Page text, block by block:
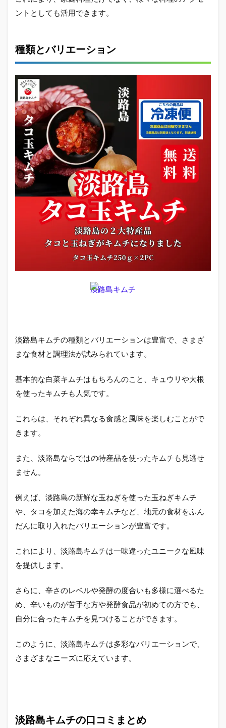
ス
メ？
選び
方と
ポイ
ント
2.3
淡路
島キ
ムチ
のお
すす
めレ
シピ
島キ
ムチ
を使
った
アイ
2.5
栄養
価
淡
島
ム
の
コ
や
判
を
総
括
ントとしても活用できます。
種類とバリエーション
淡路島キムチ
淡路島キムチの種類とバリエーションは豊富で、さまざ
まな食材と調理法が試みられています。
基本的な白菜キムチはもちろんのこと、キュウリや大根
を使ったキムチも人気です。
これらは、それぞれ異なる食感と風味を楽しむことがで
きます。
また、淡路島ならではの特産品を使ったキムチも見逃せ
ません。
例えば、淡路島の新鮮な玉ねぎを使った玉ねぎキムチ
や、タコを加えた海の幸キムチなど、地元の食材をふん
だんに取り入れたバリエーションが豊富です。
これにより、淡路島キムチは一味違ったユニークな風味
を提供します。
さらに、辛さのレベルや発酵の度合いも多様に選べるた
め、辛いものが苦手な方や発酵食品が初めての方でも、
自分に合ったキムチを見つけることができます。
このように、淡路島キムチは多彩なバリエーションで、
さまざまなニーズに応えています。
淡路島キムチの口コミまとめ